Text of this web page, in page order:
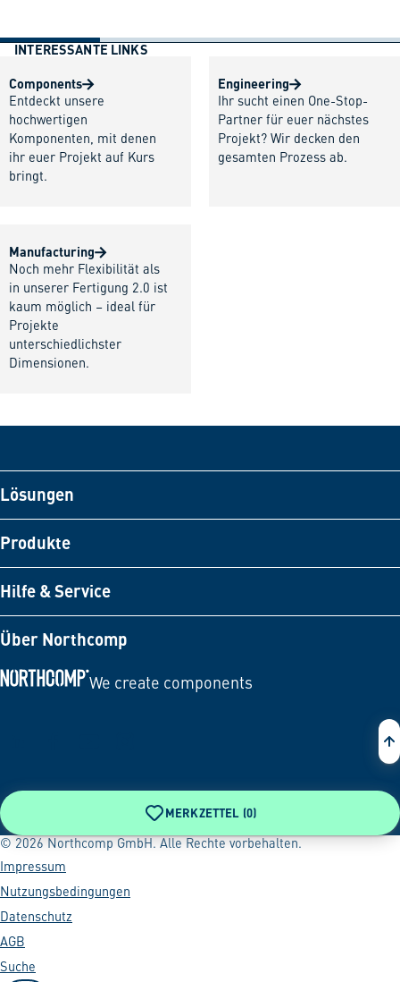
INTERESSANTE LINKS
Components
Entdeckt unsere
hochwertigen
Komponenten, mit denen
ihr euer Projekt auf Kurs
bringt.
Engineering
Ihr sucht einen One-Stop-
Partner für euer nächstes
Projekt? Wir decken den
gesamten Prozess ab.
Manufacturing
Noch mehr Flexibilität als
in unserer Fertigung 2.0 ist
kaum möglich – ideal für
Projekte
unterschiedlichster
Dimensionen.
Lösungen
Produkte
Hilfe & Service
Über Northcomp
We create components
MERKZETTEL (0)
© 2026 Northcomp GmbH. Alle Rechte vorbehalten.
Impressum
Nutzungsbedingungen
Datenschutz
AGB
Suche